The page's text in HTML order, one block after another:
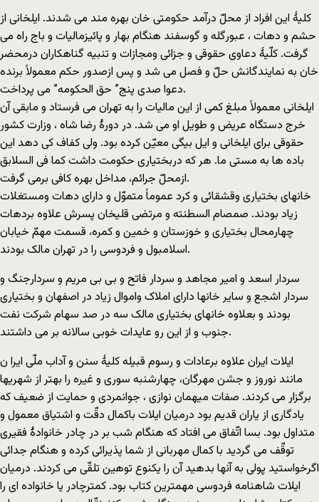
کلیۀ این افراد از محلّ درآمد حکومتی خان بهره مند می شدند. ایلخانی از
حشم و دهات ، عبورگله و گوسفند هنگام بهار و پائیزمالیات و باج راه می
گرفت. کلّیۀ دعاوی حقوقی و جزائی ومجازات و تنبیه گناهکاران درمحضر
خان به نمایندگانش حلّ و فصل می شد و پس ازصدور حکم معمولاً برنده
دعوا صدی پنج” حق الحکومه” می پرداخت.
ایلخانی معمولاً مبلغ کمی از این مالیات را به تهران می فرستاد و مابقی آن
خرج دستگاه عریض و طویل او می شد. در دورۀ رضا شاه ، وزارت کشور
حقوقی برای ایلخانی و ایل بیگی معیّن کرده بود. ولی کفاف کی دهد این
باده ها به مستی ما. هر که دربختیاری حکومت داشت کما فی السلابق
ازمحلّ جرائم، مداخل بهره کافی برمی گرفت.
خانهای بختیاری وقشقائی و کرد عموماً متموّل و دارای دهات ومستغلات
زیاد بودند. صمصام السطنته و مرتضی قلیخان پسرش علاوه بردهات
چهارمحال بختیاری و خوزستان و خمین و کمره، قسمت مهمّ خیابان
اسلامبول و فردوسی را در تهران مالک بودند.
سردار اسعد و امیر مجاهد و سردار فاتح و بی بی مریم و سردارجنگ و
سردار اشجع و سایر خانها دارای املاک واموال زیاد در اصفهان و بختیاری
بودند و بعلاوه خانهای بختیاری مالک سه در صد سهام شرکت نفت
جنوب و از این رو عایدات خوبی سالانه بر می داشتند.
ایلات ایران علاوه برعادات و رسوم قبیله کلیۀ سنن و آداب ملّی ایرا ن
مانند نوروز و جشن مهرگان، چهارشنبه سوری و غیره را بهتر از شهریها
برگزار می کردند. صفات میهمان نوازی ، جوانمردی و حمایت از ضعیف که
یادگاری از یاران قدیم بود درمیان ایلات باکمال دقّت و اشتیاق معمول و
متداول بود. بسا اتّفاق می افتاد که هنگام شب بر در چادر خانوادۀ فقیری
توقّف می گردید با کمال مهربانی از شما پذیرائی کرده و هنگام جدائی
اگرخواستید پولی به آنها بدهید آن را یکنوع توهین تلقّی می کردند. درمیان
ایلات شاهنامه فردوسی مهمترین کتاب بود. کمترچادر یا خانواده ای را